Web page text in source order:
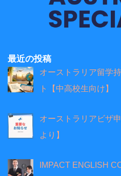
最近の投稿
オーストラリア留学
ト【中高校生向け】
オーストラリアビザ
より】
IMPACT ENGLISH